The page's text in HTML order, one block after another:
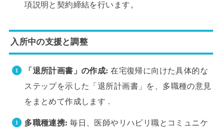
項説明と契約締結を行います。
入所中の支援と調整
「退所計画書」の作成: 在宅復帰に向けた具体的な
ステップを示した「退所計画書」を、多職種の意見
をまとめて作成します .
多職種連携: 毎日、医師やリハビリ職とコミュニケ